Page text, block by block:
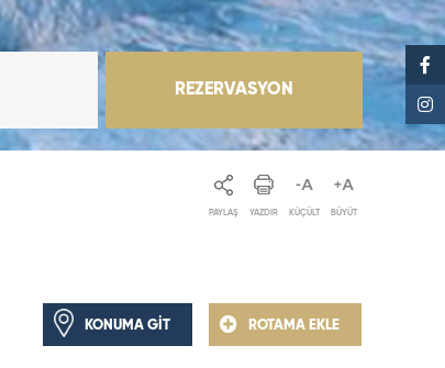
REZERVASYON
PAYLAŞ YAZDIR KÜÇÜLT BÜYÜT
KONUMA GİT ROTAMA EKLE